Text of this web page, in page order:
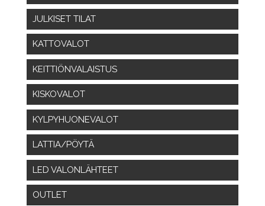
JULKISET TILAT
KATTOVALOT
KEITTIÖNVALAISTUS
KISKOVALOT
KYLPYHUONEVALOT
LATTIA/PÖYTÄ
LED VALONLÄHTEET
OUTLET